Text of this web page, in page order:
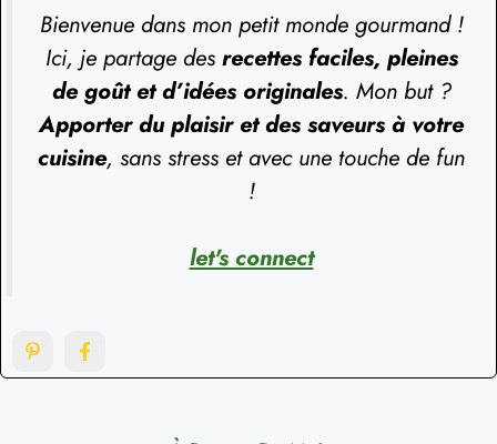
Bienvenue dans mon petit monde gourmand !
Ici, je partage des recettes faciles, pleines
de goût et d’idées originales. Mon but ?
Apporter du plaisir et des saveurs à votre
cuisine, sans stress et avec une touche de fun
!
let's connect